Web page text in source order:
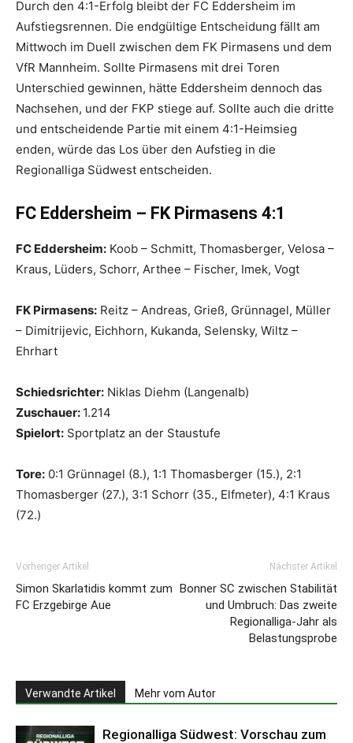
Durch den 4:1-Erfolg bleibt der FC Eddersheim im
Aufstiegsrennen. Die endgültige Entscheidung fällt am
Mittwoch im Duell zwischen dem FK Pirmasens und dem
VfR Mannheim. Sollte Pirmasens mit drei Toren
Unterschied gewinnen, hätte Eddersheim dennoch das
Nachsehen, und der FKP stiege auf. Sollte auch die dritte
und entscheidende Partie mit einem 4:1-Heimsieg
enden, würde das Los über den Aufstieg in die
Regionalliga Südwest entscheiden.
FC Eddersheim – FK Pirmasens 4:1
FC Eddersheim: Koob – Schmitt, Thomasberger, Velosa –
Kraus, Lüders, Schorr, Arthee – Fischer, Imek, Vogt
FK Pirmasens: Reitz – Andreas, Grieß, Grünnagel, Müller
– Dimitrijevic, Eichhorn, Kukanda, Selensky, Wiltz –
Ehrhart
Schiedsrichter: Niklas Diehm (Langenalb)
Zuschauer: 1.214
Spielort: Sportplatz an der Staustufe
Tore: 0:1 Grünnagel (8.), 1:1 Thomasberger (15.), 2:1
Thomasberger (27.), 3:1 Schorr (35., Elfmeter), 4:1 Kraus
(72.)
Vorheriger Artikel
Simon Skarlatidis kommt zum
FC Erzgebirge Aue
Nächster Artikel
Bonner SC zwischen Stabilität
und Umbruch: Das zweite
Regionalliga-Jahr als
Belastungsprobe
Verwandte Artikel Mehr vom Autor
Regionalliga Südwest: Vorschau zum